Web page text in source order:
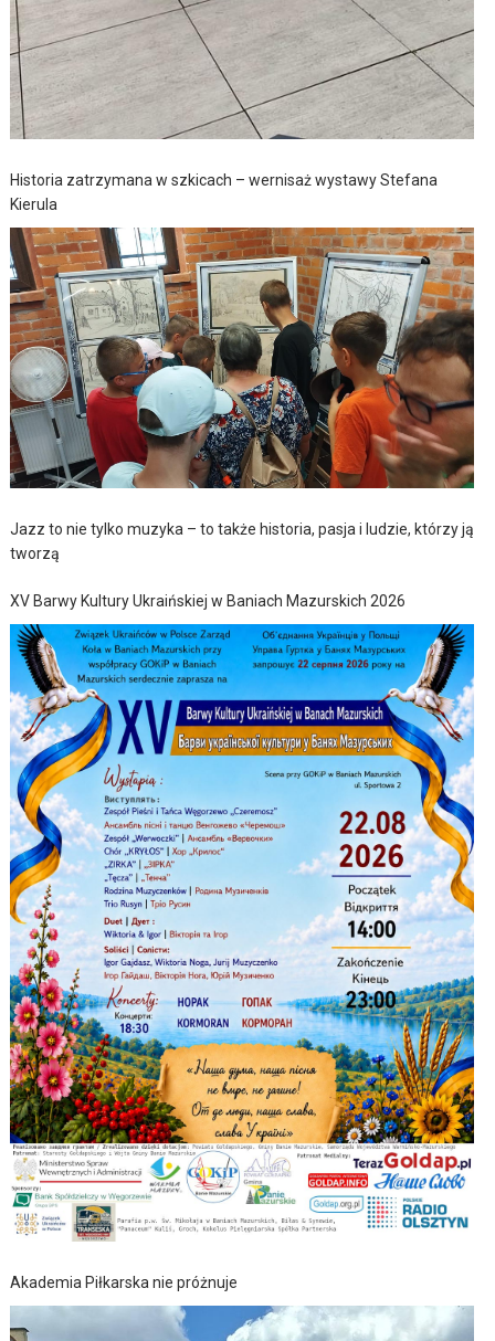
Historia zatrzymana w szkicach – wernisaż wystawy Stefana
Kierula
Jazz to nie tylko muzyka – to także historia, pasja i ludzie, którzy ją
tworzą
XV Barwy Kultury Ukraińskiej w Baniach Mazurskich 2026
Akademia Piłkarska nie próżnuje